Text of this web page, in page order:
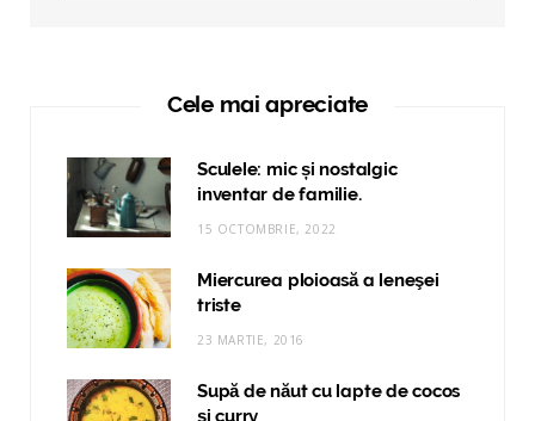
Cele mai apreciate
Sculele: mic și nostalgic
inventar de familie.
15 OCTOMBRIE, 2022
Miercurea ploioasă a leneşei
triste
23 MARTIE, 2016
Supă de năut cu lapte de cocos